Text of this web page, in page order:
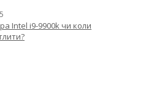
Intel i9-9900k чи коли